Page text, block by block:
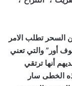
السحر تطلب الامر
أور” والتي تعني
أنها ترتقي
الخطى سار